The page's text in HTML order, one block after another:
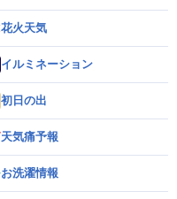
花火天気
イルミネーション
初日の出
天気痛予報
お洗濯情報